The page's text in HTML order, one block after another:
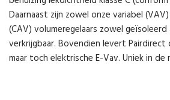
Daarnaast zijn zowel onze variabel
(CAV) volumeregelaars zowel
verkrijgbaar. Bovendien levert
maar toch elektrische E-Vav. Uniek in de